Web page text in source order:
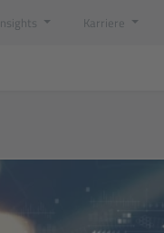
Karriere